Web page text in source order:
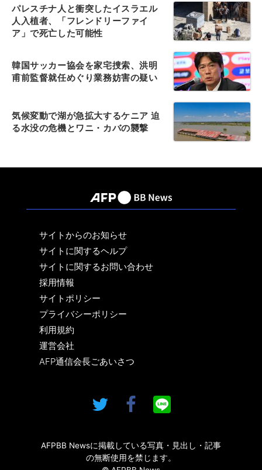
パレスチナ人と衝突したイスラエル
人入植者、「フレンドリーファイ
ア」で死亡した可能性
韓国サッカー協会を家宅捜索、洪明
甫前監督就任めぐり業務妨害の疑い
気候変動で湖が急拡大するケニア 迫
る水没の危機とワニ・カバの襲撃
サイトからのお知らせ
サイトに関するヘルプ
サイトに関するお問い合わせ
採用情報
サイトポリシー
プライバシーポリシー
利用規約
運営会社
AFP通信会長ごあいさつ
AFPBB Newsに掲載している写真・見出し・記事
の無断使用を禁じます。